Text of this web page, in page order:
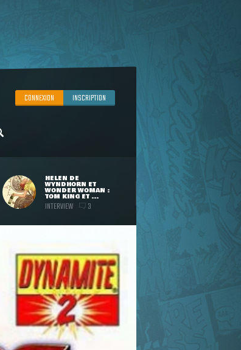
CONNEXION INSCRIPTION
HELEN DE
WYNDHORN ET
WONDER WOMAN :
TOM KING ET ...
INTERVIEW 3